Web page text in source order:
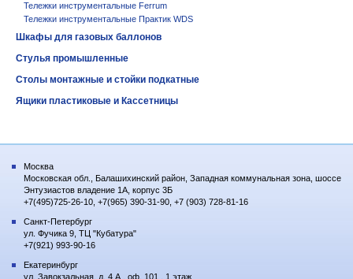
Тележки инструментальные Ferrum
Тележки инструментальные Практик WDS
Шкафы для газовых баллонов
Стулья промышленные
Столы монтажные и стойки подкатные
Ящики пластиковые и Кассетницы
Москва
Московская обл., Балашихинский район, Западная коммунальная зона, шоссе
Энтузиастов владение 1А, корпус 3Б
+7(495)725-26-10, +7(965) 390-31-90, +7 (903) 728-81-16
Санкт-Петербург
ул. Фучика 9, ТЦ "Кубатура"
+7(921) 993-90-16
Екатеринбург
ул. Завокзальная, д. 4 А , оф. 101 , 1 этаж